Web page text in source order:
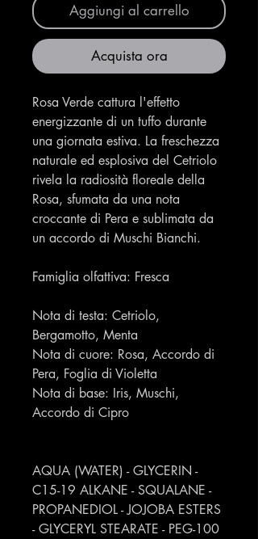
Aggiungi al carrello
Acquista ora
Rosa Verde cattura l'effetto
energizzante di un tuffo durante
una giornata estiva. La freschezza
naturale ed esplosiva del Cetriolo
rivela la radiosità floreale della
Rosa, sfumata da una nota
croccante di Pera e sublimata da
un accordo di Muschi Bianchi.
Famiglia olfattiva: Fresca
Nota di testa: Cetriolo,
Bergamotto, Menta
Nota di cuore: Rosa, Accordo di
Pera, Foglia di Violetta
Nota di base: Iris, Muschi,
Accordo di Cipro
AQUA (WATER) - GLYCERIN -
C15-19 ALKANE - SQUALANE -
PROPANEDIOL - JOJOBA ESTERS
- GLYCERYL STEARATE - PEG-100